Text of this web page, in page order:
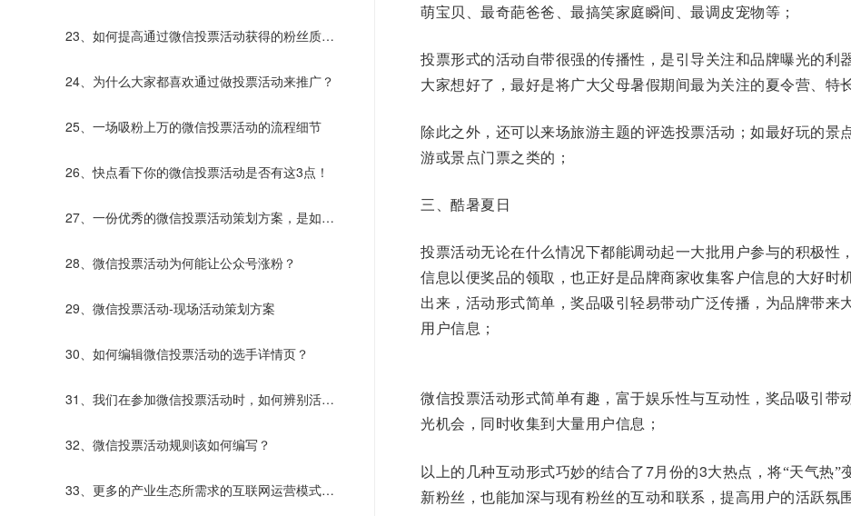
23、如何提高通过微信投票活动获得的粉丝质
24、为什么大家都喜欢通过做投票活动来推广？
25、一场吸粉上万的微信投票活动的流程细节
26、快点看下你的微信投票活动是否有这3点！
27、一份优秀的微信投票活动策划方案，是如何
诞生的？
28、微信投票活动为何能让公众号涨粉？
29、微信投票活动-现场活动策划方案
30、如何编辑微信投票活动的选手详情页？
31、我们在参加微信投票活动时，如何辨别活动
的真假？
32、微信投票活动规则该如何编写？
33、更多的产业生态所需求的互联网运营模式
萌宝贝、最奇葩爸爸、最搞笑家庭瞬间、最调皮宠物等；
投票形式的活动自带很强的传播性，是引导关注和品牌曝光的利
大家想好了，最好是将广大父母暑假期间最为关注的夏令营、特
除此之外，还可以来场旅游主题的评选投票活动；如最好玩的景
游或景点门票之类的；
三、酷暑夏日
投票活动无论在什么情况下都能调动起一大批用户参与的积极性
信息以便奖品的领取，也正好是品牌商家收集客户信息的大好时
出来，活动形式简单，奖品吸引轻易带动广泛传播，为品牌带来
用户信息；
微信投票活动形式简单有趣，富于娱乐性与互动性，奖品吸引带
光机会，同时收集到大量用户信息；
以上的几种互动形式巧妙的结合了7月份的3大热点 ，将“天气热
新粉丝，也能加深与现有粉丝的互动和联系，提高用户的活跃氛